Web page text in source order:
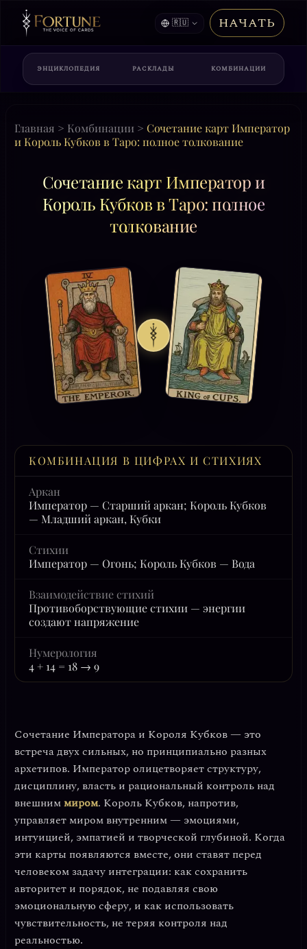
🇷🇺 НАЧАТЬ
ЭНЦИКЛОПЕДИЯ РАСКЛАДЫ КОМБИНАЦИИ
Главная > Комбинации > Сочетание карт Император
и Король Кубков в Таро: полное толкование
Сочетание карт Император и
Король Кубков в Таро: полное
толкование
КОМБИНАЦИЯ В ЦИФРАХ И СТИХИЯХ
Аркан
Император — Старший аркан; Король Кубков
— Младший аркан, Кубки
Стихии
Император — Огонь; Король Кубков — Вода
Взаимодействие стихий
Противоборствующие стихии — энергии
создают напряжение
Нумерология
4 + 14 = 18 → 9
Сочетание Императора и Короля Кубков— это
встреча двух сильных, но принципиально разных
архетипов. Император олицетворяет структуру,
дисциплину, власть и рациональный контроль над
внешниммиром. Король Кубков, напротив,
управляет миром внутренним — эмоциями,
интуицией, эмпатией и творческой глубиной. Когда
эти карты появляются вместе, они ставят перед
человеком задачу интеграции: как сохранить
авторитет и порядок, не подавляя свою
эмоциональную сферу, и как использовать
чувствительность, не теряя контроля над
реальностью.